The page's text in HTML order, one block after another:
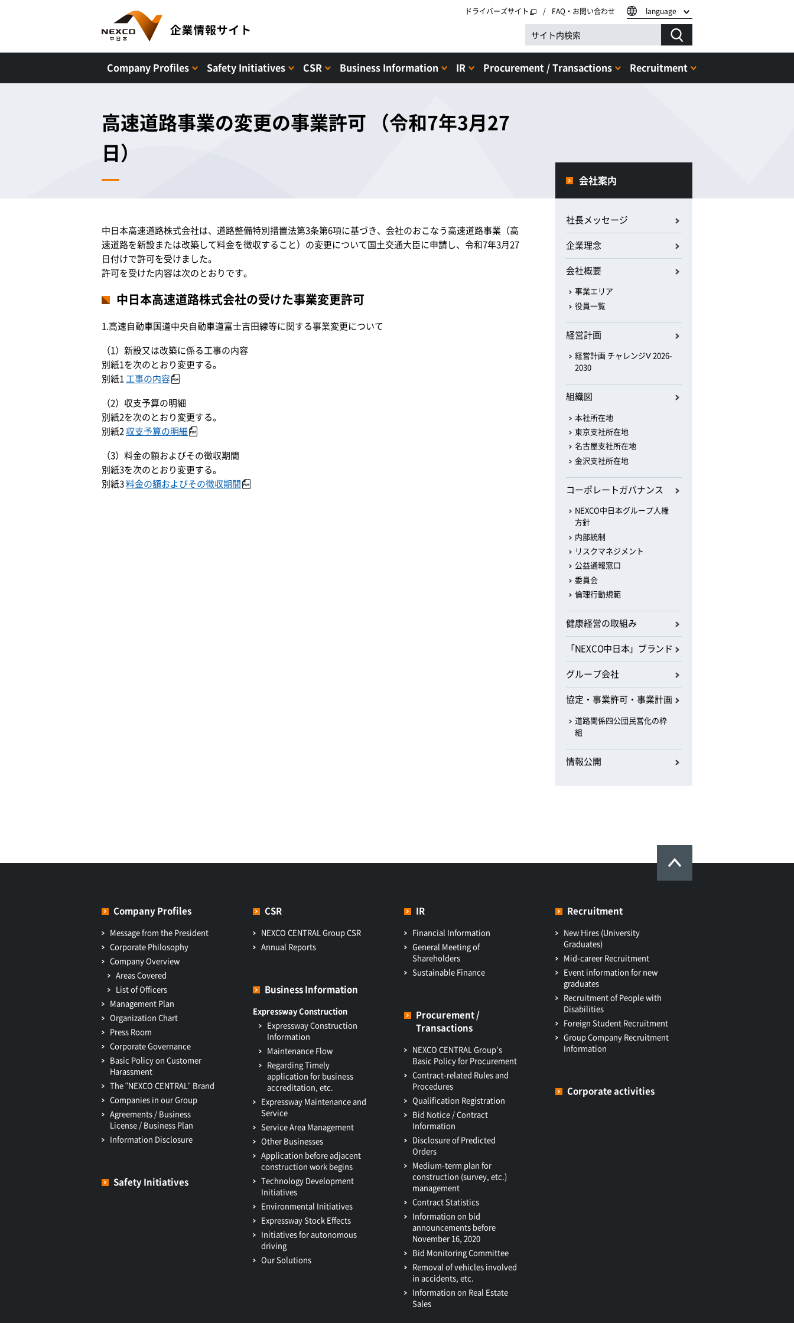
ドライバーズサイト FAQ・お問い合わせ language
Company Profiles Safety Initiatives CSR Business Information IR Procurement / Transactions Recruitment
高速道路事業の変更の事業許可 （令和7年3月27
日）
中日本高速道路株式会社は、道路整備特別措置法第3条第6項に基づき、会社のおこなう高速道路事業（高
速道路を新設または改築して料金を徴収すること）の変更について国土交通大臣に申請し、令和7年3月27
日付けで許可を受けました。
許可を受けた内容は次のとおりです。
中日本高速道路株式会社の受けた事業変更許可
1.高速自動車国道中央自動車道富士吉田線等に関する事業変更について
（1）新設又は改築に係る工事の内容
別紙1を次のとおり変更する。
別紙1工事の内容
（2）収支予算の明細
別紙2を次のとおり変更する。
別紙2収支予算の明細
（3）料金の額およびその徴収期間
別紙3を次のとおり変更する。
別紙3料金の額およびその徴収期間
会社案内
社長メッセージ
企業理念
会社概要
事業エリア
役員一覧
経営計画
経営計画 チャレンジⅤ 2026-
2030
組織図
本社所在地
東京支社所在地
名古屋支社所在地
金沢支社所在地
コーポレートガバナンス
NEXCO中日本グループ人権
方針
内部統制
リスクマネジメント
公益通報窓口
委員会
倫理行動規範
健康経営の取組み
「NEXCO中日本」ブランド
グループ会社
協定・事業許可・事業計画
道路関係四公団民営化の枠
組
情報公開
Company Profiles
Message from the President
Corporate Philosophy
Company Overview
Areas Covered
List of Officers
Management Plan
Organization Chart
Press Room
Corporate Governance
Basic Policy on Customer
Harassment
The "NEXCO CENTRAL" Brand
Companies in our Group
Agreements / Business
License / Business Plan
Information Disclosure
Safety Initiatives
CSR
NEXCO CENTRAL Group CSR
Annual Reports
Business Information
Expressway Construction
Expressway Construction
Information
Maintenance Flow
Regarding Timely
application for business
accreditation, etc.
Expressway Maintenance and
Service
Service Area Management
Other Businesses
Application before adjacent
construction work begins
Technology Development
Initiatives
Environmental Initiatives
Expressway Stock Effects
Initiatives for autonomous
driving
Our Solutions
IR
Financial Information
General Meeting of
Shareholders
Sustainable Finance
Procurement /
Transactions
NEXCO CENTRAL Group's
Basic Policy for Procurement
Contract-related Rules and
Procedures
Qualification Registration
Bid Notice / Contract
Information
Disclosure of Predicted
Orders
Medium-term plan for
construction (survey, etc.)
management
Contract Statistics
Information on bid
announcements before
November 16, 2020
Bid Monitoring Committee
Removal of vehicles involved
in accidents, etc.
Information on Real Estate
Sales
Recruitment
New Hires (University
Graduates)
Mid-career Recruitment
Event information for new
graduates
Recruitment of People with
Disabilities
Foreign Student Recruitment
Group Company Recruitment
Information
Corporate activities